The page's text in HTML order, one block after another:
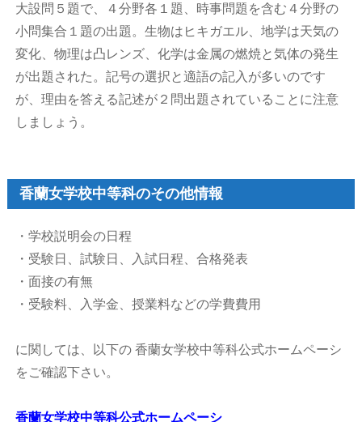
大設問５題で、４分野各１題、時事問題を含む４分野の
小問集合１題の出題。生物はヒキガエル、地学は天気の
変化、物理は凸レンズ、化学は金属の燃焼と気体の発生
が出題された。記号の選択と適語の記入が多いのです
が、理由を答える記述が２問出題されていることに注意
しましょう。
香蘭女学校中等科のその他情報
・学校説明会の日程
・受験日、試験日、入試日程、合格発表
・面接の有無
・受験料、入学金、授業料などの学費費用
に関しては、以下の 香蘭女学校中等科公式ホームペーシ
をご確認下さい。
香蘭女学校中等科公式ホームペーシ